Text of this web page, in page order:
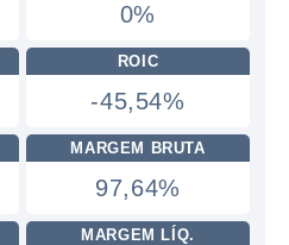
0%
ROIC
-45,54%
MARGEM BRUTA
97,64%
MARGEM LÍQ.